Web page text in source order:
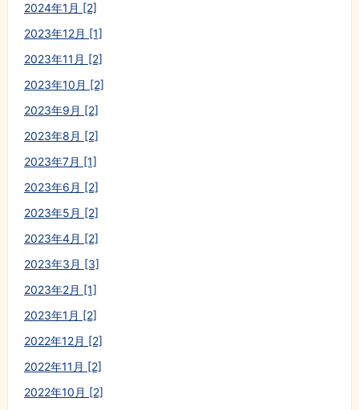
2024年1月 [2]
2023年12月 [1]
2023年11月 [2]
2023年10月 [2]
2023年9月 [2]
2023年8月 [2]
2023年7月 [1]
2023年6月 [2]
2023年5月 [2]
2023年4月 [2]
2023年3月 [3]
2023年2月 [1]
2023年1月 [2]
2022年12月 [2]
2022年11月 [2]
2022年10月 [2]